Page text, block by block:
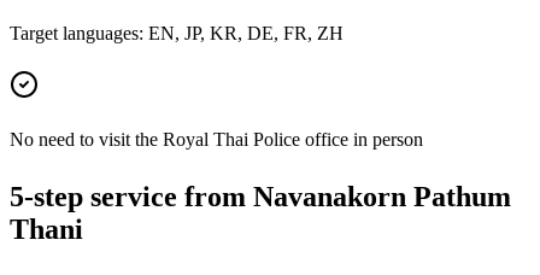
Target languages: EN, JP, KR, DE, FR, ZH
No need to visit the Royal Thai Police office in person
5-step service from Navanakorn Pathum
Thani